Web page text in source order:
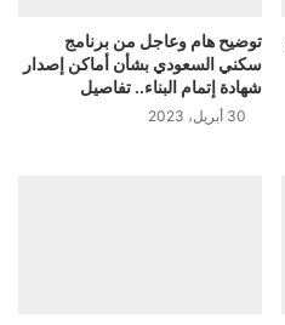
توضيح هام وعاجل من برنامج
سكني السعودي بشأن أماكن إصدار
شهادة إتمام البناء.. تفاصيل
30 أبريل، 2023